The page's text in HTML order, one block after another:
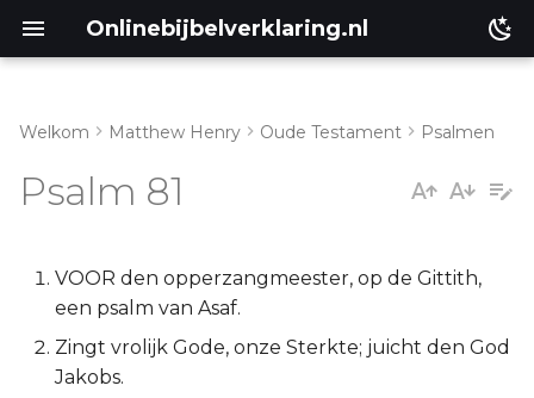
Onlinebijbelverklaring.nl
Psalm 81:9-17
Lukas
Johannes
Welkom Matthew Henry Oude Testament Psalmen
Psalm 81
VOOR den opperzangmeester, op de Gittith,
een psalm van Asaf.
Zingt vrolijk Gode, onze Sterkte; juicht den God
Jakobs.